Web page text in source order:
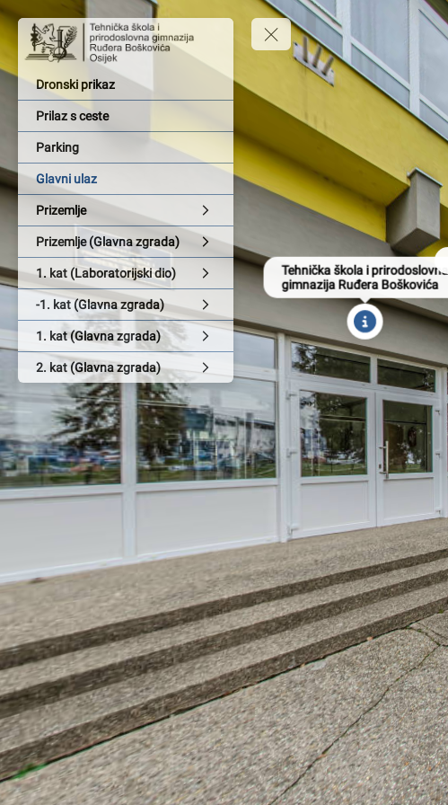
Dronski prikaz
Prilaz s ceste
Parking
Glavni ulaz
Prizemlje
Prizemlje (Glavna zgrada)
1. kat (Laboratorijski dio)
-1. kat (Glavna zgrada)
1. kat (Glavna zgrada)
2. kat (Glavna zgrada)
Tehnička škola i prirodoslovna
gimnazija Ruđera Boškovića